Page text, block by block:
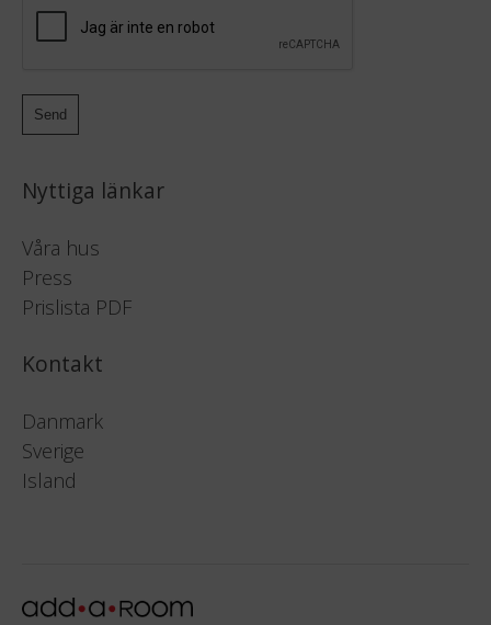
Nyttiga länkar
Våra hus
Press
Prislista PDF
Kontakt
Danmark
Sverige
Island